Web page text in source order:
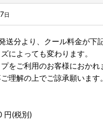
日
送分より、クール料金が下
によっても変わります。
をご利用のお客様におかれ
理解の上でご諒承願います。
円(税別)